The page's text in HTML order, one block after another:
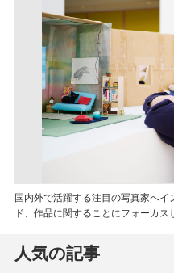
国内外で活躍する注目の写真家へ
ド、作品に関することにフォーカス
人気の記事